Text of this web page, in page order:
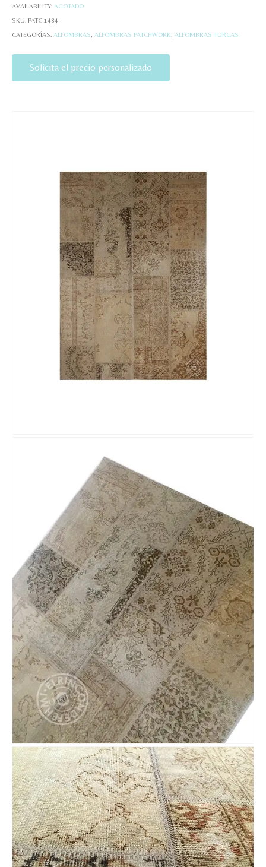
AVAILABILITY: AGOTADO
SKU: PATC 1484
CATEGORÍAS: ALFOMBRAS ALFOMBRAS PATCHWORK ALFOMBRAS TURCAS
Solicita el precio personalizado